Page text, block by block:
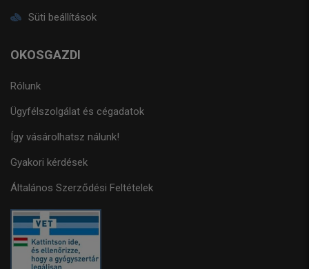
Süti beállítások
OKOSGAZDI
Rólunk
Ügyfélszolgálat és cégadatok
Így vásárolhatsz nálunk!
Gyakori kérdések
Általános Szerződési Feltételek